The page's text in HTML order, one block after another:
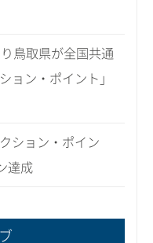
鳥取県が全国共通
ョン・ポイント」
ション・ポイン
達成